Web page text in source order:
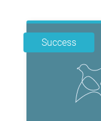
Success